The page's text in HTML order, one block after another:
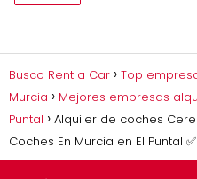
Busco Rent a Car
Top
Murcia
Mejores empresas
Puntal
Alquiler de coches
Coches En Murcia en El Puntal ✅